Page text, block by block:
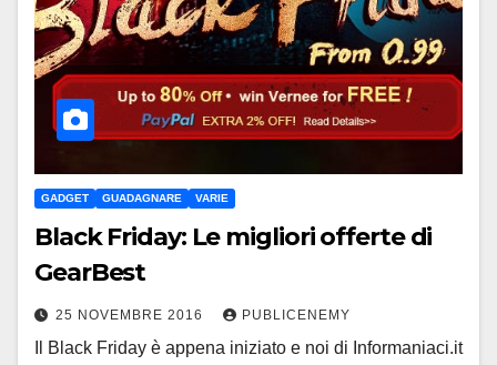
GADGET GUADAGNARE VARIE
Black Friday: Le migliori offerte di
GearBest
25 NOVEMBRE 2016 PUBLICENEMY
Il Black Friday è appena iniziato e noi di Informaniaci.it